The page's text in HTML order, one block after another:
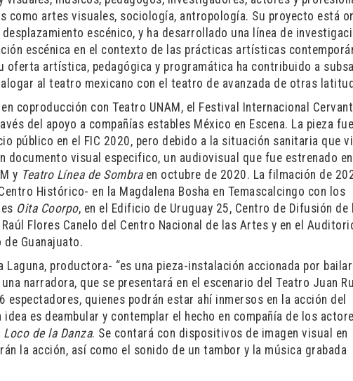
como artes visuales, sociología, antropología. Su proyecto está
escénico, y ha desarrollado una línea de
escénica en el contexto de las prácticas artísticas
oferta artística, pedagógica y programática ha contribuido a
al teatro mexicano con el teatro de avanzada de otras
coproducción con Teatro UNAM, el Festival Internacional
del apoyo a compañías estables México en Escena. La pieza
público en el FIC 2020, pero debido a la situación sanitaria que
documento visual especifico, un audiovisual que fue estrenado en
y Teatro Línea de Sombraen octubre de 2020. La filmación de
Histórico- en la Magdalena Bosha en Temascalcingo con los
Oita Coorpo, en el Edificio de Uruguay 25, Centro de Difusión de
Flores Canelo del Centro Nacional de las Artes y en el
de Guanajuato.
productora- “es una pieza-instalación accionada por
narradora, que se presentará en el escenario del Teatro Juan
espectadores, quienes podrán estar ahí inmersos en la acción del
es deambular y contemplar el hecho en compañía de los
Loco de la Danza. Se contará con dispositivos de imagen visual en
la acción, así como el sonido de un tambor y la música grabada